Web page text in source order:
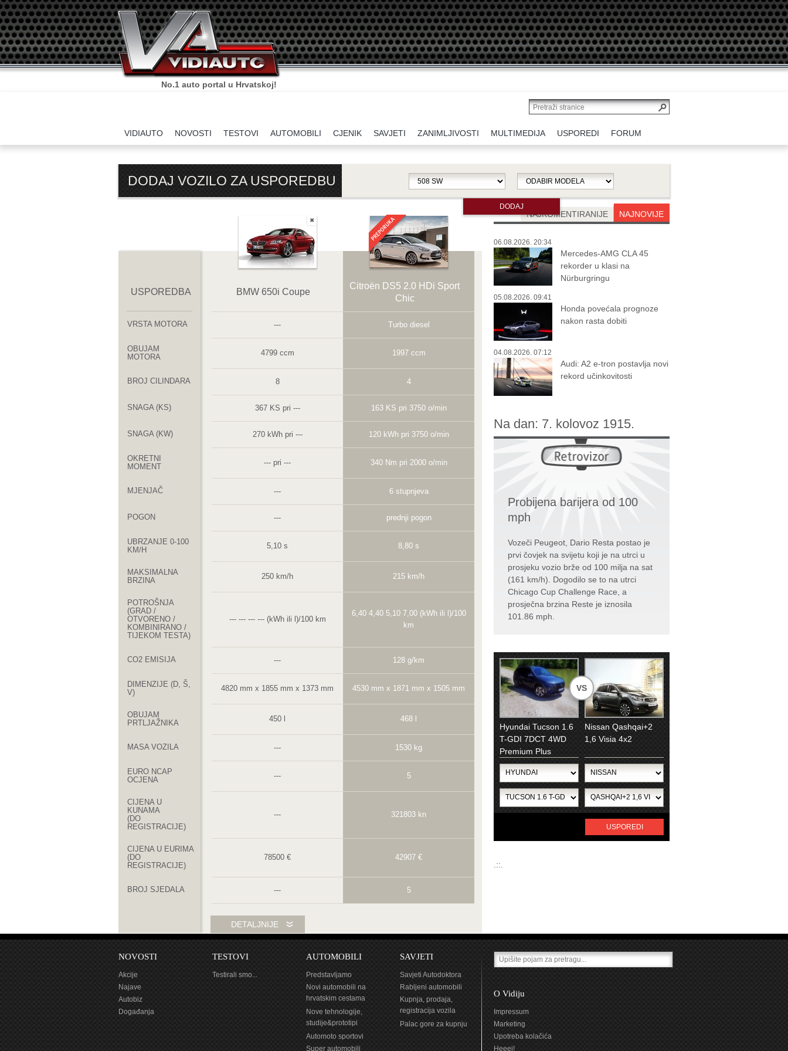
No.1 auto portal u Hrvatskoj!
VIDIAUTO NOVOSTI TESTOVI AUTOMOBILI CJENIK SAVJETI ZANIMLJIVOSTI MULTIMEDIJA USPOREDI FORUM
DODAJ VOZILO ZA USPOREDBU
DODAJ
✖
USPOREDBA BMW 650i Coupe
Citroën DS5 2.0 HDi Sport
Chic
VRSTA MOTORA --- Turbo diesel
OBUJAM
MOTORA
4799 ccm 1997 ccm
BROJ CILINDARA 8 4
SNAGA (KS) 367 KS pri --- 163 KS pri 3750 o/min
SNAGA (KW) 270 kWh pri --- 120 kWh pri 3750 o/min
OKRETNI
MOMENT
--- pri --- 340 Nm pri 2000 o/min
MJENJAČ --- 6 stupnjeva
POGON --- prednji pogon
UBRZANJE 0-100
KM/H
5,10 s 8,80 s
MAKSIMALNA
BRZINA
250 km/h 215 km/h
POTROŠNJA
(GRAD /
OTVORENO /
KOMBINIRANO /
TIJEKOM TESTA)
--- --- --- --- (kWh ili l)/100 km
6,40 4,40 5,10 7,00 (kWh ili l)/100
km
CO2 EMISIJA --- 128 g/km
DIMENZIJE (D, Š,
V)
4820 mm x 1855 mm x 1373 mm 4530 mm x 1871 mm x 1505 mm
OBUJAM
PRTLJAŽNIKA
450 l 468 l
MASA VOZILA --- 1530 kg
EURO NCAP
OCJENA
--- 5
CIJENA U
KUNAMA
(DO
REGISTRACIJE)
--- 321803 kn
CIJENA U EURIMA
(DO
REGISTRACIJE)
78500 € 42907 €
BROJ SJEDALA --- 5
---
ALU NAPLATCI
KAROSERIJE
Kompakt
ZEMLJA
Francuska
DETALJNIJE
NAJNOVIJE
NAJKOMENTIRANIJE
06.08.2026. 20:34
Mercedes-AMG CLA 45
rekorder u klasi na
Nürburgringu
05.08.2026. 09:41
Honda povećala prognoze
nakon rasta dobiti
04.08.2026. 07:12
Audi: A2 e-tron postavlja novi
rekord učinkovitosti
Na dan: 7. kolovoz 1915.
Probijena barijera od 100
mph
Vozeči Peugeot, Dario Resta postao je
prvi čovjek na svijetu koji je na utrci u
prosjeku vozio brže od 100 milja na sat
(161 km/h). Dogodilo se to na utrci
Chicago Cup Challenge Race, a
prosječna brzina Reste je iznosila
101.86 mph.
VS
Hyundai Tucson 1.6
T-GDI 7DCT 4WD
Premium Plus
Nissan Qashqai+2
1,6 Visia 4x2
USPOREDI
.::.
NOVOSTI
Akcije
Najave
Autobiz
Događanja
TESTOVI
Testirali smo...
AUTOMOBILI
Predstavljamo
Novi automobili na
hrvatskim cestama
Nove tehnologije,
studije&prototipi
Automoto sportovi
Super automobili
SAVJETI
Savjeti Autodoktora
Rabljeni automobili
Kupnja, prodaja,
registracija vozila
Palac gore za kupnju
O Vidiju
Impressum
Marketing
Upotreba kolačića
Heeej!